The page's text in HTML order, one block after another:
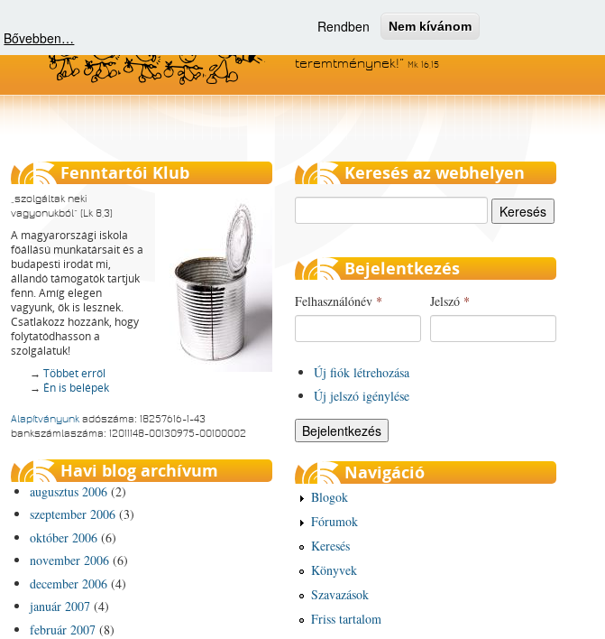
Bővebben…
Rendben Nem kívánom
Menjetek el az egész világra, és
teremtménynek!
Mk 16,15
Fenntartói Klub
szolgáltak neki
vagyonukból
(Lk 8,3)
A magyarországi iskola
főállású munkatársait és a
budapesti irodát mi,
állandó támogatók tartjuk
fenn. Amíg elegen
vagyunk, ők is lesznek.
Csatlakozz hozzánk, hogy
folytatódhasson a
szolgálatuk!
→ Többet erről
→ Én is belépek
Alapítványunk adószáma: 18257616-1-43
bankszámlaszáma: 12011148-00130975-00100002
Havi blog archívum
augusztus 2006 (2)
szeptember 2006 (3)
október 2006 (6)
november 2006 (6)
december 2006 (4)
január 2007 (4)
február 2007 (8)
Keresés az webhelyen
Bejelentkezés
Felhasználónév * Jelszó *
Új fiók létrehozása
Új jelszó igénylése
Navigáció
Blogok
Fórumok
Keresés
Könyvek
Szavazások
Friss tartalom